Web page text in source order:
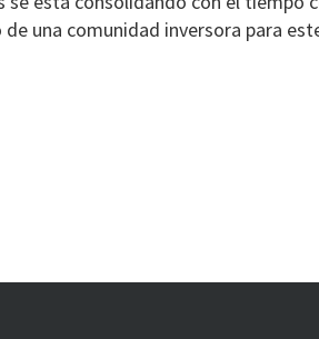
una comunidad inversora para